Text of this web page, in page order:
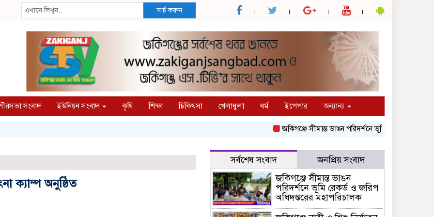
সার্চ করুন
সংবাদ ইউনিয়ন সংবাদ কৃষি শিক্ষা চিকিৎসা খেলাধুলা ধর্ম ইপেপার অন্যান্য
জকিগঞ্জে সীমান্ত ভাঙন পরিদর্শনে ভূমি রেকর্ড ও জরিপ
ক্যাম্প অনুষ্ঠিত
সর্বশেষ সংবাদ জনপ্রিয় সংবাদ
জকিগঞ্জে সীমান্ত ভাঙন
পরিদর্শনে ভূমি রেকর্ড ও জরিপ
অধিদপ্তরের মহাপরিচালক